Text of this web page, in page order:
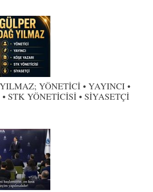
YÖNETİCİ • YAYINCI •
STK YÖNETİCİSİ • SİYASETÇİ